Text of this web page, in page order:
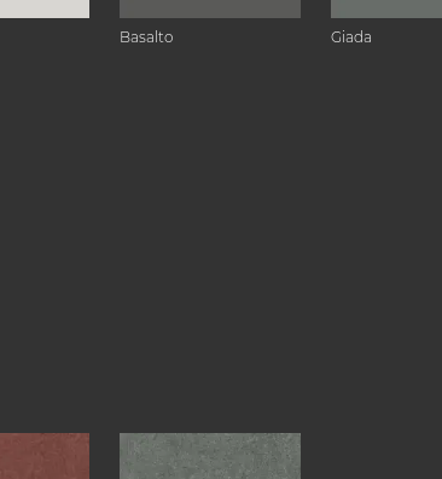
Basalto Giada